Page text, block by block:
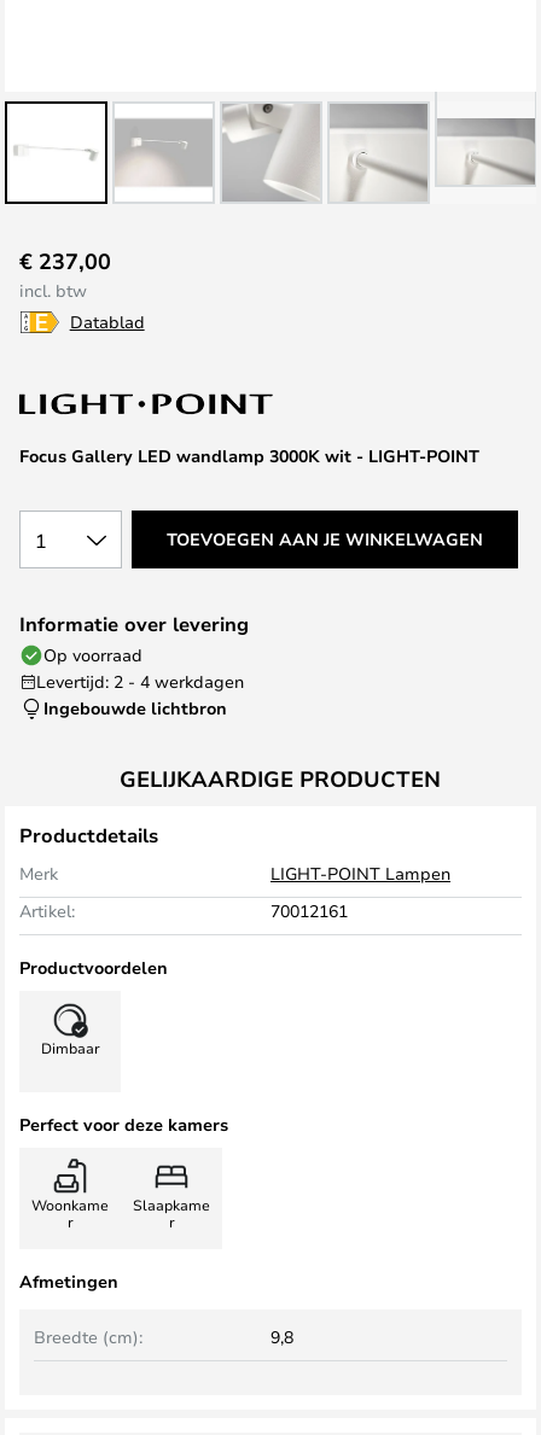
naar
het
begin
de
afbeeldingen-
gallerij
Focus Gallery LED wandlamp 3000K wit - LIGHT-POINT
€ 237,00
incl. btw
Datablad
1 TOEVOEGEN AAN JE WINKELWAGEN
Informatie over levering
Op voorraad
Levertijd: 2 - 4 werkdagen
Ingebouwde lichtbron
GELIJKAARDIGE PRODUCTEN
Productdetails
Merk
LIGHT-POINT Lampen
Artikel:
70012161
Productvoordelen
Dimbaar
Perfect voor deze kamers
Woonkame
r
Slaapkame
r
Afmetingen
Breedte (cm): 9,8